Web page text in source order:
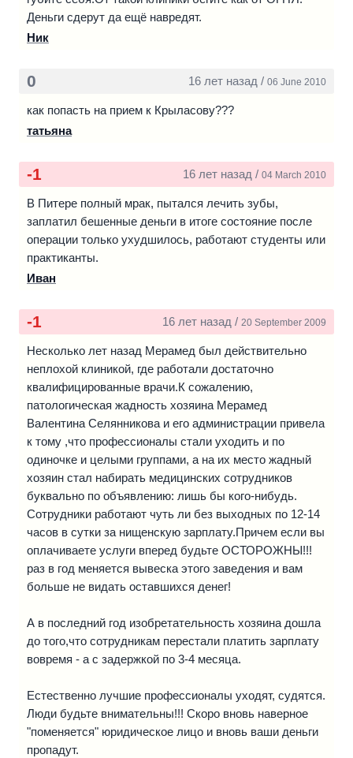
Но лекарства, блокирующие наркотик, необходимо было
существовало препарата длительного действия. А если
переставал его принимать – обманывал родственников и
процесс лечения необходимо было начинать сначала.
Деньги сдерут да ещё навредят.
Ник
0 16 лет назад / 06 June 2010
как попасть на прием к Крыласову???
татьяна
-1 16 лет назад / 04 March 2010
В Питере полный мрак, пытался лечить зубы,
заплатил бешенные деньги в итоге состояние после
операции только ухудшилось, работают студенты или
практиканты.
Иван
-1 16 лет назад / 20 September 2009
Несколько лет назад Мерамед был действительно
неплохой клиникой, где работали достаточно
квалифицированные врачи.К сожалению,
патологическая жадность хозяина Мерамед
Валентина Селянникова и его администрации привела
к тому ,что профессионалы стали уходить и по
одиночке и целыми группами, а на их место жадный
хозяин стал набирать медицинских сотрудников
буквально по объявлению: лишь бы кого-нибудь.
Сотрудники работают чуть ли без выходных по 12-14
часов в сутки за нищенскую зарплату.Причем если вы
оплачиваете услуги вперед будьте ОСТОРОЖНЫ!!!
раз в год меняется вывеска этого заведения и вам
больше не видать оставшихся денег!
А в последний год изобретательность хозяина дошла
до того,что сотрудникам перестали платить зарплату
вовремя - а с задержкой по 3-4 месяца.
Естественно лучшие профессионалы уходят, судятся.
Люди будьте внимательны!!! Скоро вновь наверное
"поменяется" юридическое лицо и вновь ваши деньги
пропадут.